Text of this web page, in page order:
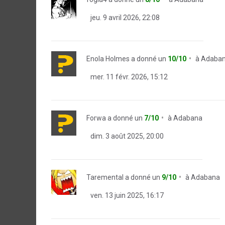
jeu. 9 avril 2026, 22:08
Enola Holmes a donné un 10/10 à
mer. 11 févr. 2026, 15:12
Forwa a donné un 7/10 à Adabana
dim. 3 août 2025, 20:00
Taremental a donné un 9/10 à Adabana
ven. 13 juin 2025, 16:17